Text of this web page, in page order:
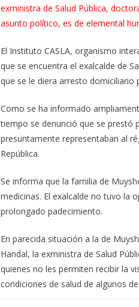
exministra de Salud Pública,
asunto político, es de elemental
El Instituto CASLA, organismo
que se encuentra el exalcalde de
que se le diera arresto domiciliario
Como se ha informado
tiempo se denunció que se prestó
presuntamente representaban al
República.
Se informa que la familia de
medicinas. El exalcalde no tuvo la
prolongado padecimiento.
En parecida situación a la de
Handal, la exministra de Salud
quienes no les permiten recibir la
condiciones de salud de algunos